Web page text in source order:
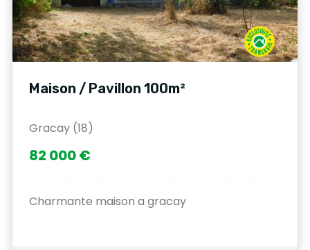
Maison / Pavillon 100m²
Gracay (18)
82 000 €
Charmante maison a gracay